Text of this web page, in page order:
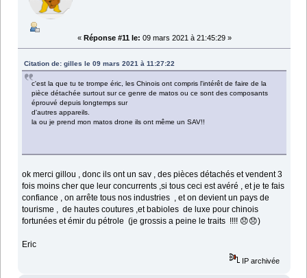
« Réponse #11 le: 09 mars 2021 à 21:45:29 »
Citation de: gilles le 09 mars 2021 à 11:27:22
c'est la que tu te trompe éric, les Chinois ont compris l'intérêt de faire de la
pièce détachée surtout sur ce genre de matos ou ce sont des composants
éprouvé depuis longtemps sur
d'autres appareils.
la ou je prend mon matos drone ils ont même un SAV!!
ok merci gillou , donc ils ont un sav , des pièces détachés et vendent 3
fois moins cher que leur concurrents ,si tous ceci est avéré , et je te fais
confiance , on arrête tous nos industries , et on devient un pays de
tourisme , de hautes coutures ,et babioles de luxe pour chinois
fortunées et émir du pétrole (je grossis a peine le traits !!!! 😞😞)
Eric
IP archivée